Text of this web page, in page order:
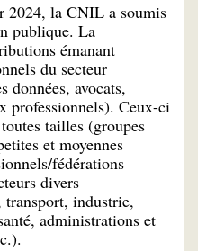
2024, la CNIL a soumis
publique. La
émanant
du secteur
données, avocats,
professionnels). Ceux-ci
tailles (groupes
et moyennes
fédérations
divers
transport, industrie,
administrations et